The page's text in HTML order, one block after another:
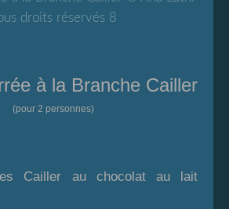
à la Branche Cailler
(pour 2 personnes)
Cailler au chocolat au lait